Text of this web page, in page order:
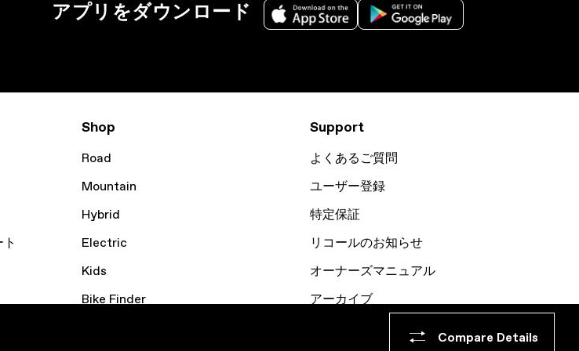
Compare Details
アプリをダウンロード
Shop
Road
Mountain
Hybrid
Electric
Kids
Bike Finder
Support
よくあるご質問
ユーザー登録
特定保証
リコールのお知らせ
オーナーズマニュアル
アーカイブ